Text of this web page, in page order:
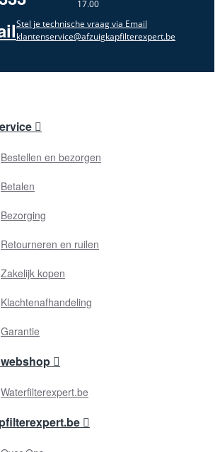
17.00
Stel je technische vraag via Email
klantenservice@afzuigkapfilterexpert.be
Bestellen en bezorgen
Betalen
Bezorging
Retourneren en ruilen
Zakelijk kopen
Klachtenafhandeling
Garantie
Waterfilterexpert.be